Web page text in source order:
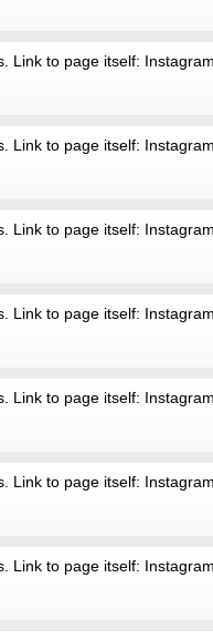
Link to page itself:
Link to page itself:
Link to page itself:
Link to page itself:
Link to page itself:
Link to page itself:
Link to page itself: